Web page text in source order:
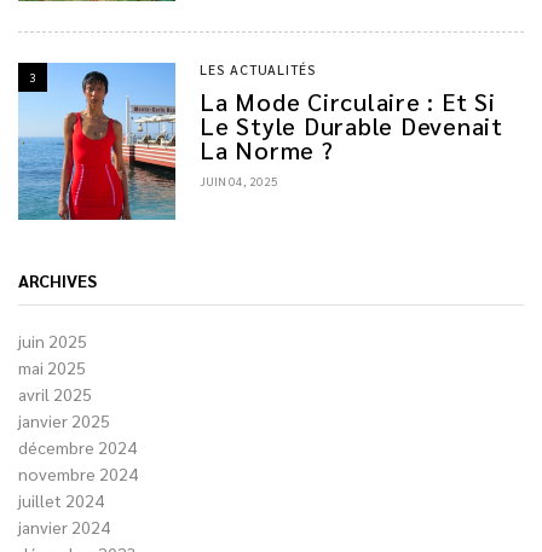
3 LES ACTUALITÉS
La Mode Circulaire : Et Si
Le Style Durable Devenait
La Norme ?
JUIN 04, 2025
ARCHIVES
juin 2025
mai 2025
avril 2025
janvier 2025
décembre 2024
novembre 2024
juillet 2024
janvier 2024